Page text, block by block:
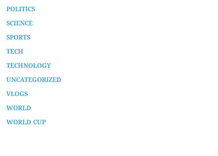
POLITICS
SCIENCE
SPORTS
TECH
TECHNOLOGY
UNCATEGORIZED
VLOGS
WORLD
WORLD CUP